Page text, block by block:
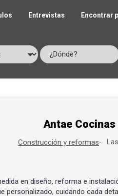
Entrevistas Encontrar
Antae Cocinas
Construcción y reformas
en diseño, reforma e
personalizado, cuidando cada